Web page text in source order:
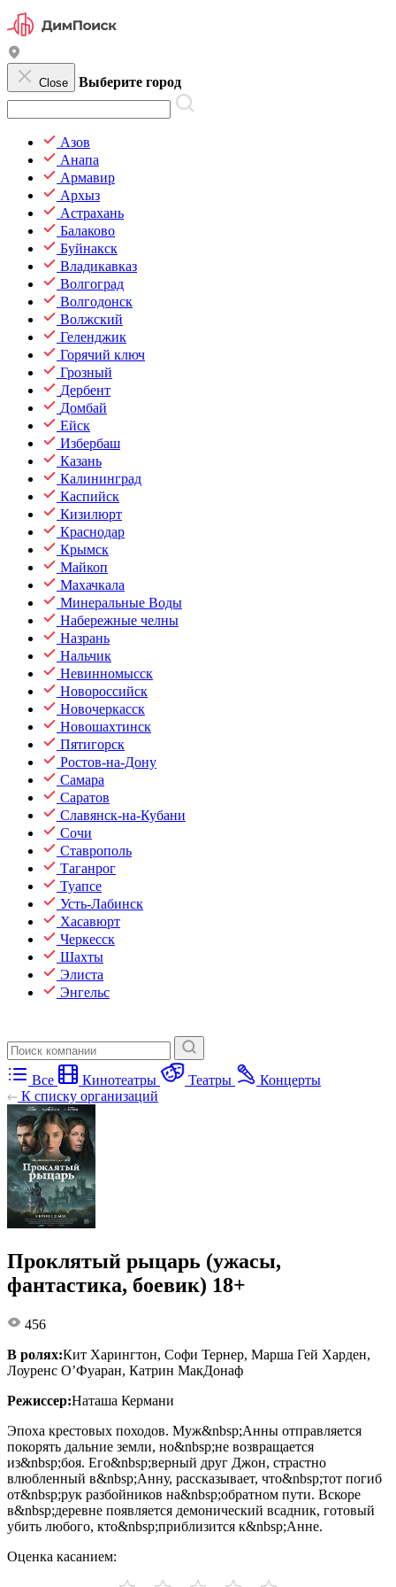
Close Выберите город
Азов
Анапа
Армавир
Архыз
Астрахань
Балаково
Буйнакск
Владикавказ
Волгоград
Волгодонск
Волжский
Геленджик
Горячий ключ
Грозный
Дербент
Домбай
Ейск
Избербаш
Казань
Калининград
Каспийск
Кизилюрт
Краснодар
Крымск
Майкоп
Махачкала
Минеральные Воды
Набережные челны
Назрань
Нальчик
Невинномысск
Новороссийск
Новочеркасск
Новошахтинск
Пятигорск
Ростов-на-Дону
Самара
Саратов
Славянск-на-Кубани
Сочи
Ставрополь
Таганрог
Туапсе
Усть-Лабинск
Хасавюрт
Черкесск
Шахты
Элиста
Энгельс
Все Кинотеатры Театры
Концерты
К списку организаций
Проклятый рыцарь (ужасы,
фантастика, боевик) 18+
456
В ролях:Кит Харингтон, Софи Тернер, Марша Гей Харден,
Лоуренс О’Фуаран, Катрин МакДонаф
Режиссер:Наташа Кермани
Эпоха крестовых походов. Муж&nbsp;Анны отправляется
покорять дальние земли, но&nbsp;не возвращается
из&nbsp;боя. Его&nbsp;верный друг Джон, страстно
влюбленный в&nbsp;Анну, рассказывает, что&nbsp;тот погиб
от&nbsp;рук разбойников на&nbsp;обратном пути. Вскоре
в&nbsp;деревне появляется демонический всадник, готовый
убить любого, кто&nbsp;приблизится к&nbsp;Анне.
Оценка касанием: